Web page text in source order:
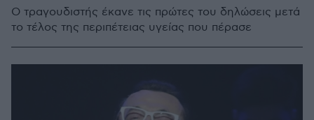
Ο τραγουδιστής έκανε τις πρώτες του δηλώσεις μετά
το τέλος της περιπέτειας υγείας που πέρασε